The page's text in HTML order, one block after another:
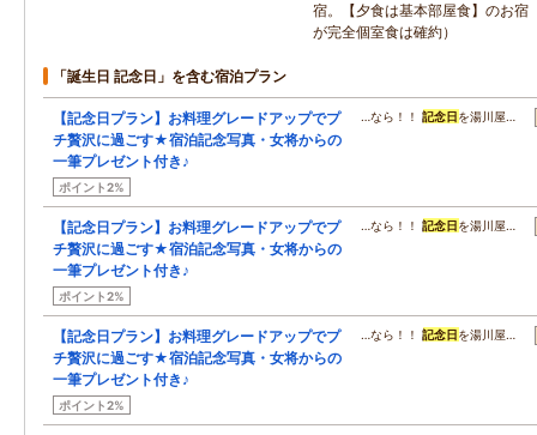
宿。【夕食は基本部屋食】のお宿
が完全個室食は確約）
「誕生日 記念日」を含む宿泊プラン
【記念日プラン】お料理グレードアップでプ
チ贅沢に過ごす★宿泊記念写真・女将からの
一筆プレゼント付き♪
ポイント2%
…なら！！記念日 を湯川屋…
【記念日プラン】お料理グレードアップでプ
チ贅沢に過ごす★宿泊記念写真・女将からの
一筆プレゼント付き♪
ポイント2%
…なら！！記念日 を湯川屋…
【記念日プラン】お料理グレードアップでプ
チ贅沢に過ごす★宿泊記念写真・女将からの
一筆プレゼント付き♪
ポイント2%
…なら！！記念日 を湯川屋…